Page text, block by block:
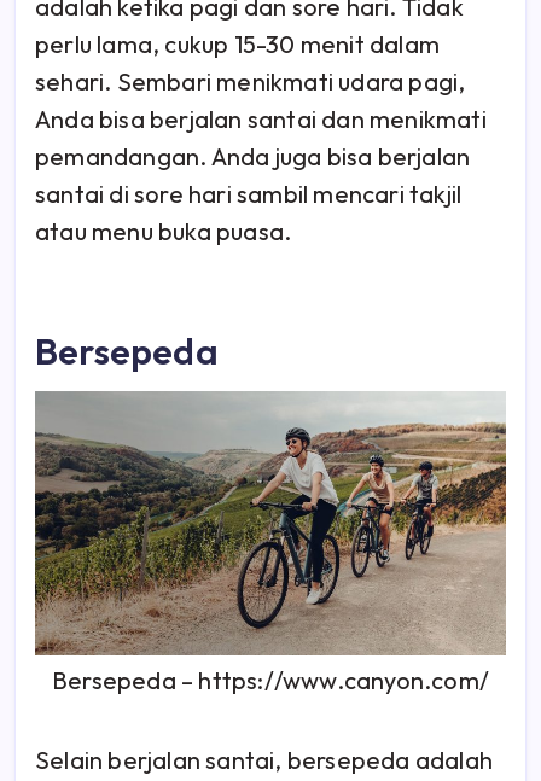
adalah ketika pagi dan sore hari. Tidak
perlu lama, cukup 15-30 menit dalam
sehari. Sembari menikmati udara pagi,
Anda bisa berjalan santai dan menikmati
pemandangan. Anda juga bisa berjalan
santai di sore hari sambil mencari takjil
atau menu buka puasa.
Bersepeda
Bersepeda – https://www.canyon.com/
Selain berjalan santai, bersepeda adalah